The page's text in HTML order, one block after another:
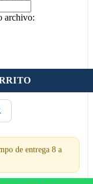
archivo:
de entrega 8 a